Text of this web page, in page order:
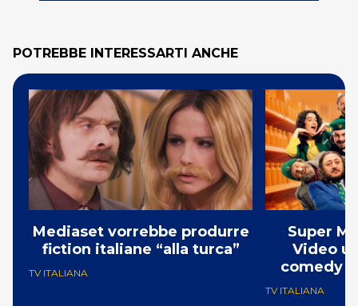
POTREBBE INTERESSARTI ANCHE
Mediaset vorrebbe produrre
fiction italiane “alla turca”
TV ITALIANA
Super
Video
comedy
TV ITALIANA